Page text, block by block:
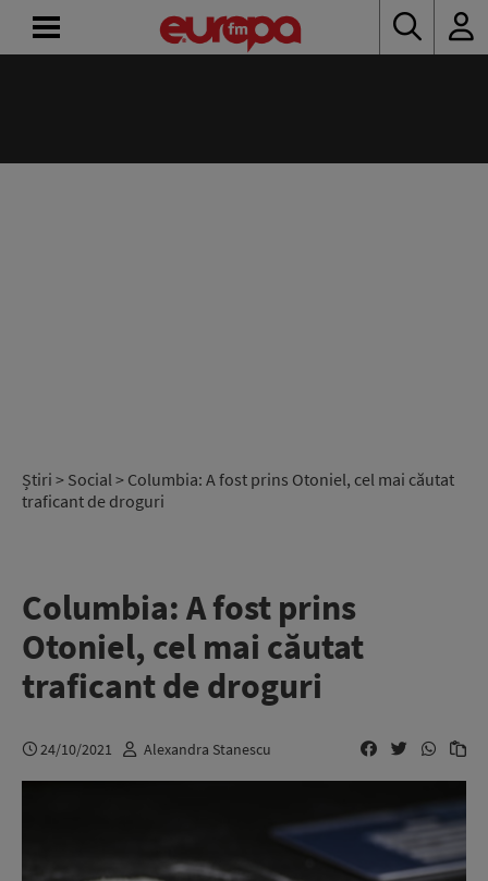
Știri > Social> Columbia: A fost prins Otoniel, cel mai căutat
traficant de droguri
Columbia: A fost prins
Otoniel, cel mai căutat
traficant de droguri
24/10/2021 Alexandra Stanescu